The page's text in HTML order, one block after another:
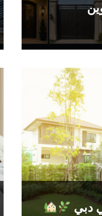
دبي